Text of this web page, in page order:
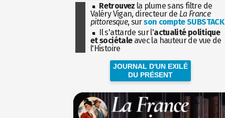
Retrouvez la plume sans filtre de
Valéry Vigan, directeur de La France
pittoresque, surson compte SUBSTACK
Il s'attarde sur l'actualité politique
et sociétaleavec la hauteur de vue de
l'Histoire
JOURNAL D'UN EXILÉ
DU PRÉSENT